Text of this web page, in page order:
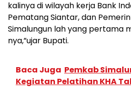
kalinya di wilayah kerja Bank
Pematang Siantar, dan
Simalungun lah yang pertama
nya,”ujar Bupati.
Baca Juga Pemkab
Kegiatan Pelatihan KHA